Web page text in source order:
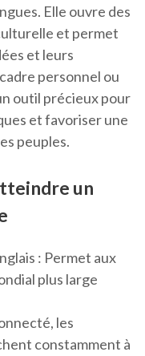
Elle ouvre des
et permet
et leurs
personnel ou
outil précieux pour
et favoriser une
peuples.
un
: Permet aux
plus large
les
constamment à